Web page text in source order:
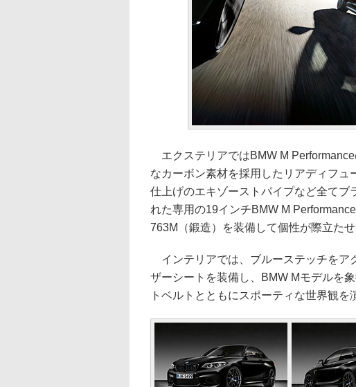
エクステリアではBMW M
なカーボン素材を採用したリアディフ
仕上げのエキゾーストパイプなど全てブ
れた専用の19インチBMW M
763M（鍛造）を装備して個性が際立たせ
インテリアでは、ブルーステッチをア
ザーシートを装備し、BMW Mモデルを
トベルトとともにスポーティな世界観を